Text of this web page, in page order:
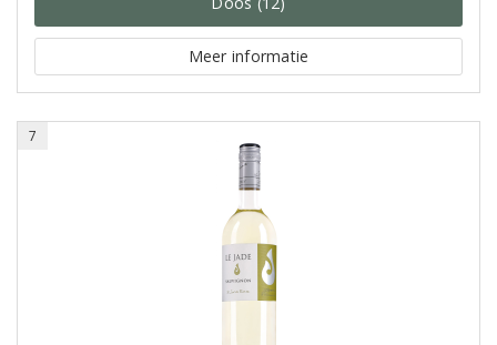
Meer informatie
7